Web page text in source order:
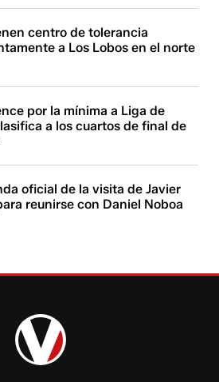
centro de tolerancia
a Los Lobos en el norte
por la mínima a Liga de
a los cuartos de final de
oficial de la visita de Javier
reunirse con Daniel Noboa